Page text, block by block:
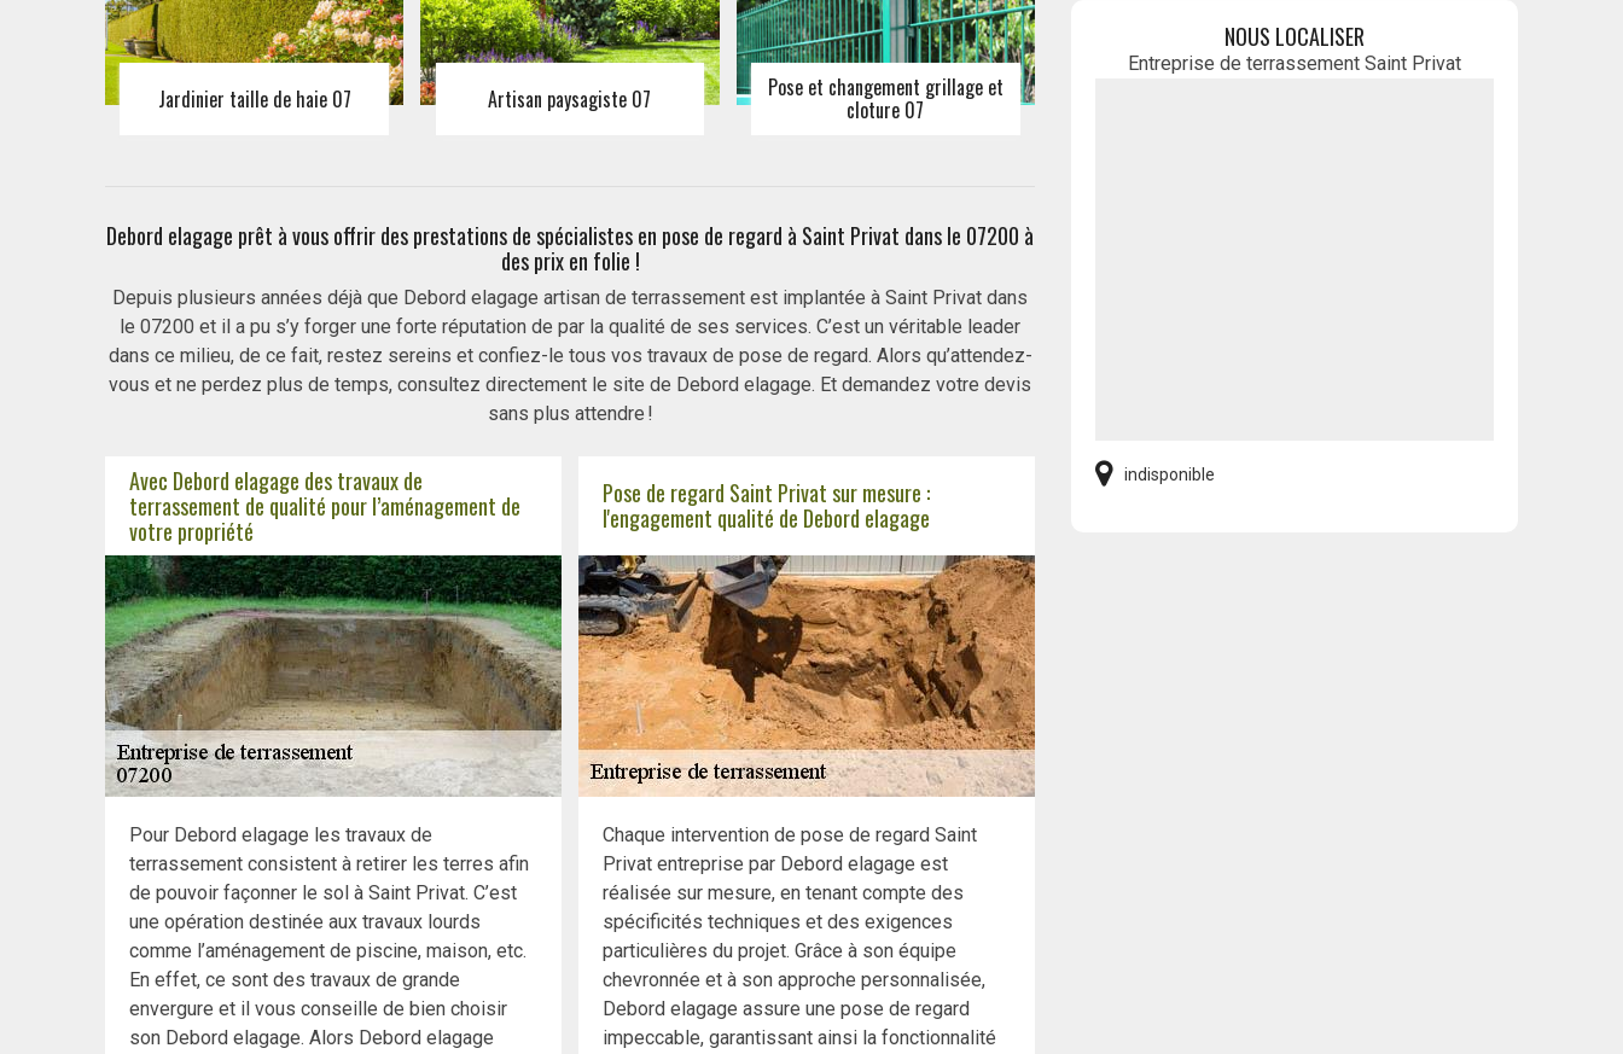
Jardinier taille de haie 07 Artisan paysagiste 07 Pose et changement grillage et
cloture 07
Debord elagage prêt à vous offrir des prestations de spécialistes en pose de regard à Saint Privat dans le 07200 à
des prix en folie !
Depuis plusieurs années déjà que Debord elagage artisan de terrassement est implantée à Saint Privat dans
le 07200 et il a pu s’y forger une forte réputation de par la qualité de ses services. C’est un véritable leader
dans ce milieu, de ce fait, restez sereins et confiez-le tous vos travaux de pose de regard. Alors qu’attendez-
vous et ne perdez plus de temps, consultez directement le site de Debord elagage. Et demandez votre devis
sans plus attendre !
Avec Debord elagage des travaux de
terrassement de qualité pour l’aménagement de
votre propriété
Pour Debord elagage les travaux de
terrassement consistent à retirer les terres afin
de pouvoir façonner le sol à Saint Privat. C’est
une opération destinée aux travaux lourds
comme l’aménagement de piscine, maison, etc.
En effet, ce sont des travaux de grande
envergure et il vous conseille de bien choisir
son Debord elagage. Alors Debord elagage
Pose de regard Saint Privat sur mesure :
l'engagement qualité de Debord elagage
Chaque intervention de pose de regard Saint
Privat entreprise par Debord elagage est
réalisée sur mesure, en tenant compte des
spécificités techniques et des exigences
particulières du projet. Grâce à son équipe
chevronnée et à son approche personnalisée,
Debord elagage assure une pose de regard
impeccable, garantissant ainsi la fonctionnalité
NOUS LOCALISER
Entreprise de terrassement Saint Privat
indisponible